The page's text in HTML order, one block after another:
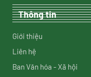
Thông tin
Giới thiệu
Liên hệ
Ban Văn hóa - Xã hội